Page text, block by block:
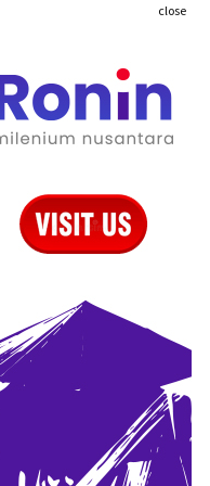
close
Ilpol USU: RUU HAM
Dorong Transformasi